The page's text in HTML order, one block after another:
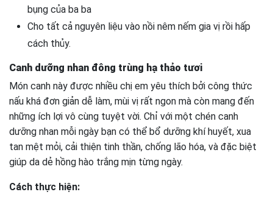
bụng của ba ba
Cho tất cả nguyên liệu vào nồi nêm nếm gia vị rồi hấp
cách thủy.
Canh dưỡng nhan đông trùng hạ thảo tươi
Món canh này được nhiều chị em yêu thích bởi công thức
nấu khá đơn giản dễ làm, mùi vị rất ngon mà còn mang đến
những ích lợi vô cùng tuyệt vời. Chỉ với một chén canh
dưỡng nhan mỗi ngày bạn có thể bổ dưỡng khí huyết, xua
tan mệt mỏi, cải thiện tinh thần, chống lão hóa, và đặc biệt
giúp da dẻ hồng hào trắng mịn từng ngày.
Cách thực hiện: